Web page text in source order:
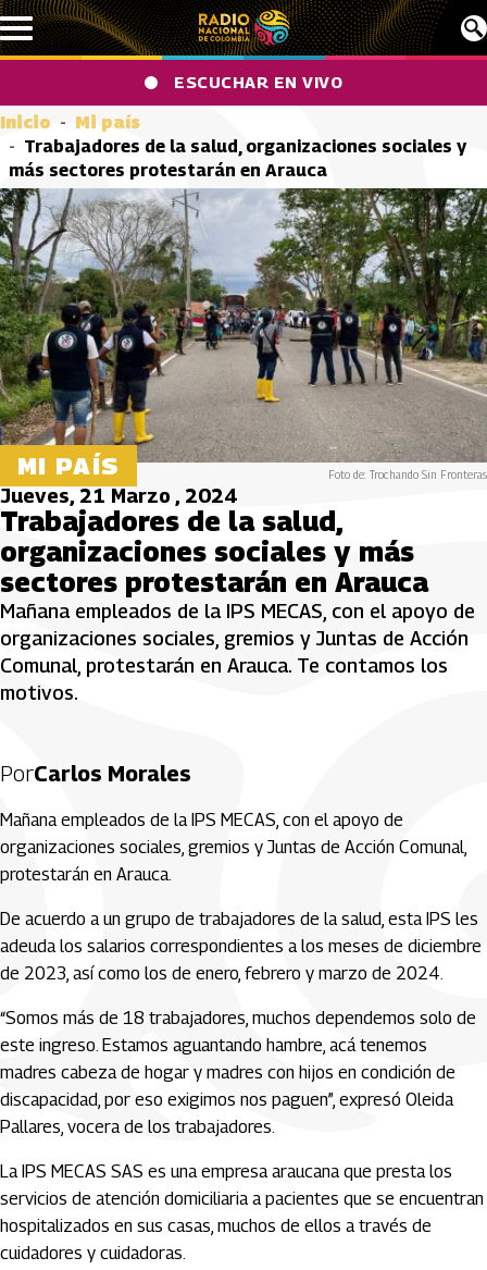
Pasar al contenido principal
ESCUCHAR EN VIVO
Inicio
Mi país
Trabajadores de la salud, organizaciones sociales y
más sectores protestarán en Arauca
MI PAÍS Foto de: Trochando Sin Fronteras
Jueves, 21 Marzo , 2024
Trabajadores de la salud,
organizaciones sociales y más
sectores protestarán en Arauca
Mañana empleados de la IPS MECAS, con el apoyo de
organizaciones sociales, gremios y Juntas de Acción
Comunal, protestarán en Arauca. Te contamos los
motivos.
PorCarlos Morales
Mañana empleados de la IPS MECAS, con el apoyo de
organizaciones sociales, gremios y Juntas de Acción Comunal,
protestarán en Arauca.
De acuerdo a un grupo de trabajadores de la salud, esta IPS les
adeuda los salarios correspondientes a los meses de diciembre
de 2023, así como los de enero, febrero y marzo de 2024.
“Somos más de 18 trabajadores, muchos dependemos solo de
este ingreso. Estamos aguantando hambre, acá tenemos
madres cabeza de hogar y madres con hijos en condición de
discapacidad, por eso exigimos nos paguen”, expresó Oleida
Pallares, vocera de los trabajadores.
La IPS MECAS SAS es una empresa araucana que presta los
servicios de atención domiciliaria a pacientes que se encuentran
hospitalizados en sus casas, muchos de ellos a través de
cuidadores y cuidadoras.